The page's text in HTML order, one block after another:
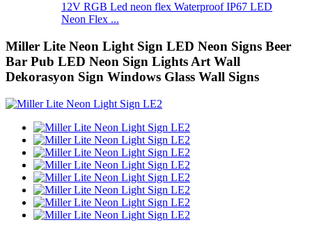
12V RGB Led neon flex Waterproof IP67 LED
Neon Flex ...
Miller Lite Neon Light Sign LED Neon Signs Beer
Bar Pub LED Neon Sign Lights Art Wall
Dekorasyon Sign Windows Glass Wall Signs